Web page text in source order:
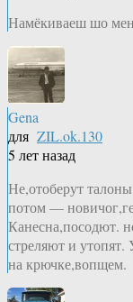
Намёкиваеш шо
Gena
для ZIL.ok.130
5 лет назад
Не,отоберут
потом —
Канесна,посодют.
стреляют и утопят.
на крючке,вопщем.